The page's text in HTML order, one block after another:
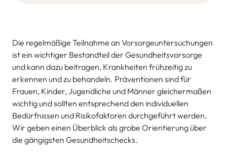
Die regelmäßige Teilnahme an Vorsorgeuntersuchungen
ist ein wichtiger Bestandteil der Gesundheitsvorsorge
und kann dazu beitragen, Krankheiten frühzeitig zu
erkennen und zu behandeln. Präventionen sind für
Frauen, Kinder, Jugendliche und Männer gleichermaßen
wichtig und sollten entsprechend den individuellen
Bedürfnissen und Risikofaktoren durchgeführt werden.
Wir geben einen Überblick als grobe Orientierung über
die gängigsten Gesundheitschecks.